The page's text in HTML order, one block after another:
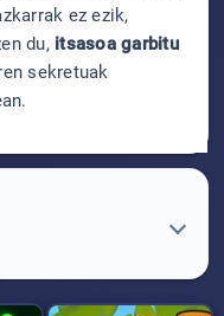
ez ezik,
du, itsasoa garbitu
sekretuak